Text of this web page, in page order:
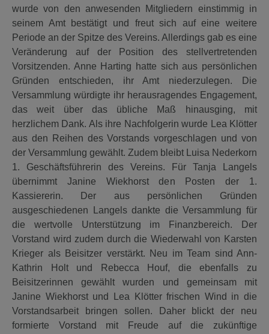
wurde von den anwesenden Mitgliedern einstimmig in
seinem Amt bestätigt und freut sich auf eine weitere
Periode an der Spitze des Vereins. Allerdings gab es eine
Veränderung auf der Position des stellvertretenden
Vorsitzenden. Anne Harting hatte sich aus persönlichen
Gründen entschieden, ihr Amt niederzulegen. Die
Versammlung würdigte ihr herausragendes Engagement,
das weit über das übliche Maß hinausging, mit
herzlichem Dank. Als ihre Nachfolgerin wurde Lea Klötter
aus den Reihen des Vorstands vorgeschlagen und von
der Versammlung gewählt. Zudem bleibt Luisa Nederkorn
1. Geschäftsführerin des Vereins. Für Tanja Langels
übernimmt Janine Wiekhorst den Posten der 1.
Kassiererin. Der aus persönlichen Gründen
ausgeschiedenen Langels dankte die Versammlung für
die wertvolle Unterstützung im Finanzbereich. Der
Vorstand wird zudem durch die Wiederwahl von Karsten
Krieger als Beisitzer verstärkt. Neu im Team sind Ann-
Kathrin Holt und Rebecca Houf, die ebenfalls zu
Beisitzerinnen gewählt wurden und gemeinsam mit
Janine Wiekhorst und Lea Klötter frischen Wind in die
Vorstandsarbeit bringen sollen. Daher blickt der neu
formierte Vorstand mit Freude auf die zukünftige